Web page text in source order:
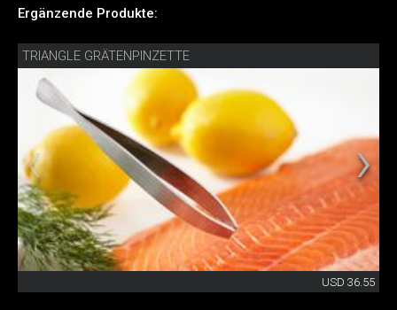
Ergänzende Produkte:
TRIANGLE GRÄTENPINZETTE
USD 36.55